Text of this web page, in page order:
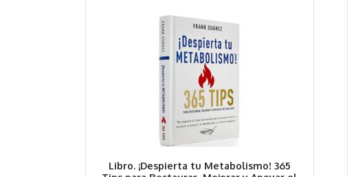
Libro. ¡Despierta tu Metabolismo! 365